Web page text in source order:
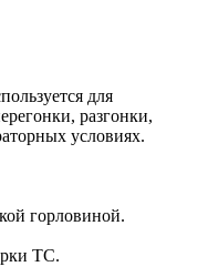
для
разгонки,
условиях.
горловиной.
ТС.